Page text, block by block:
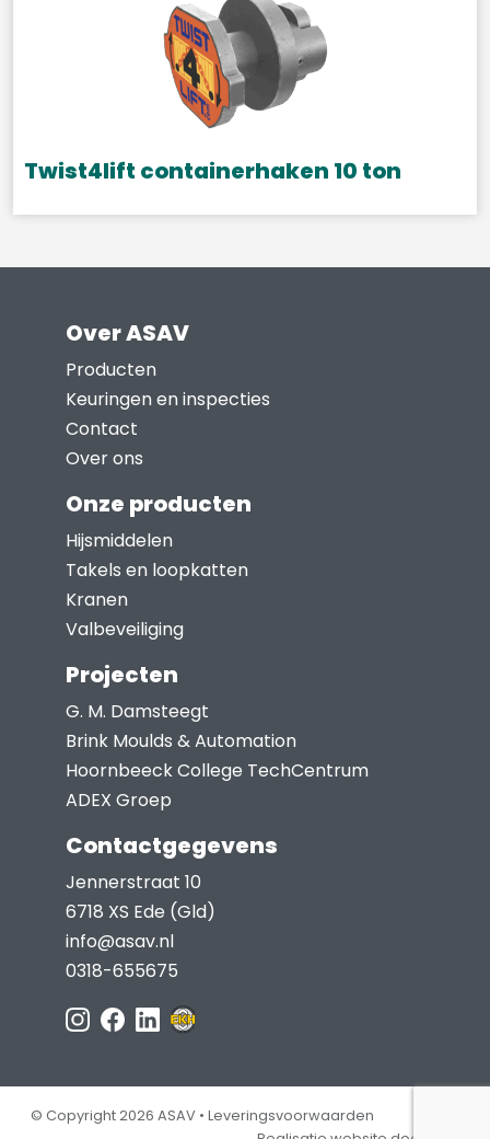
gekozen
op
Twist4lift containerhaken 10 ton
Over ASAV
Producten
Keuringen en inspecties
Contact
Over ons
Onze producten
Hijsmiddelen
Takels en loopkatten
Kranen
Valbeveiliging
Projecten
G. M. Damsteegt
Brink Moulds & Automation
Hoornbeeck College TechCentrum
ADEX Groep
Contactgegevens
Jennerstraat 10
6718 XS Ede (Gld)
info@asav.nl
0318-655675
© Copyright 2026 ASAV • Leveringsvoorwaarden